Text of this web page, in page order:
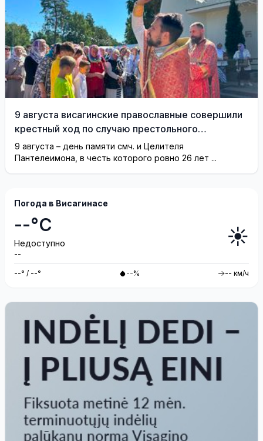
9 августа висагинские православные совершили
крестный ход по случаю престольного
праздника (фотогалерея)
9 августа – день памяти смч. и Целителя
Пантелеимона, в честь которого ровно 26 лет ...
Погода в Висагинасе
--°C
Недоступно
--
☀️
--° / --° --% -- км/ч